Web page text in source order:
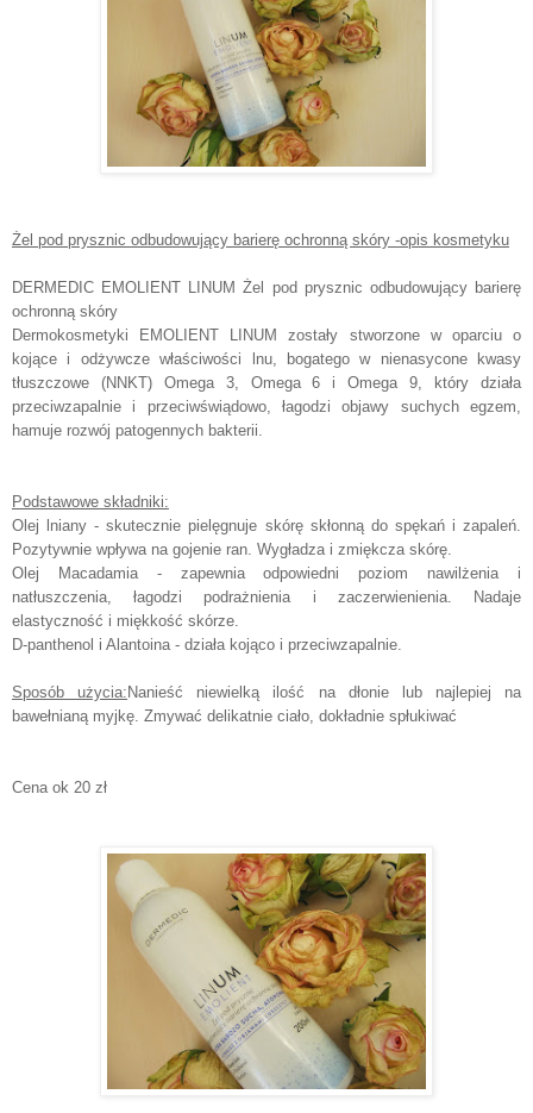
Żel pod prysznic odbudowujący barierę ochronną skóry -opis kosmetyku
DERMEDIC EMOLIENT LINUM Żel pod prysznic odbudowujący barierę
ochronną skóry
Dermokosmetyki EMOLIENT LINUM zostały stworzone w oparciu o
kojące i odżywcze właściwości lnu, bogatego w nienasycone kwasy
tłuszczowe (NNKT) Omega 3, Omega 6 i Omega 9, który działa
przeciwzapalnie i przeciwświądowo, łagodzi objawy suchych egzem,
hamuje rozwój patogennych bakterii.
Podstawowe składniki:
Olej lniany - skutecznie pielęgnuje skórę skłonną do spękań i zapaleń.
Pozytywnie wpływa na gojenie ran. Wygładza i zmiękcza skórę.
Olej Macadamia - zapewnia odpowiedni poziom nawilżenia i
natłuszczenia, łagodzi podrażnienia i zaczerwienienia. Nadaje
elastyczność i miękkość skórze.
D-panthenol i Alantoina - działa kojąco i przeciwzapalnie.
Sposób użycia: Nanieść niewielką ilość na dłonie lub najlepiej na
bawełnianą myjkę. Zmywać delikatnie ciało, dokładnie spłukiwać
Cena ok 20 zł